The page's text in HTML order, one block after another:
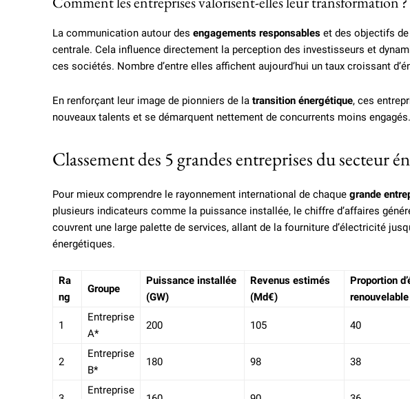
La communication autour des engagements responsables et des objectifs
centrale. Cela influence directement la perception des investisseurs et
ces sociétés. Nombre d’entre elles affichent aujourd’hui un taux croissant
En renforçant leur image de pionniers de la transition énergétique, ces
nouveaux talents et se démarquent nettement de concurrents moins engagés.
Classement des 5 grandes entreprises du secteur
Pour mieux comprendre le rayonnement international de chaque grande
plusieurs indicateurs comme la puissance installée, le chiffre d’affaires
couvrent une large palette de services, allant de la fourniture d’électricité
énergétiques.
Ra
ng
Groupe
Puissance installée
(GW)
Revenus estimés
(Md€)
Proportion
renouvelable
1
Entreprise
A*
200 105 40
2
Entreprise
B*
180 98 38
Entreprise